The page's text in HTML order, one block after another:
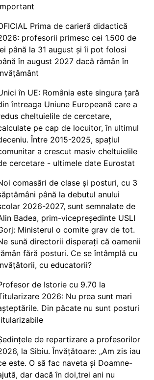
Prima de carieră didactică
profesorii primesc cei 1.500 de
până la 31 august și îi pot folosi
în august 2027 dacă rămân în
în UE: România este singura țară
întreaga Uniune Europeană care a
cheltuielile de cercetare,
pe cap de locuitor, în ultimul
Între 2015-2025, spațiul
a crescut masiv cheltuielile
cercetare - ultimele date Eurostat
comasări de clase și posturi, cu 3
până la debutul anului
2026-2027, sunt semnalate de
Badea, prim-vicepreședinte USLI
Ministerul o comite grav de tot.
sună directorii disperați că oamenii
fără posturi. Ce se întâmplă cu
cu educatorii?
de Istorie cu 9.70 la
2026: Nu prea sunt mari
Din păcate nu sunt posturi
de repartizare a profesorilor
la Sibiu. Învățătoare: „Am zis iau
este. O să fac naveta și Doamne-
dar dacă în doi,trei ani nu